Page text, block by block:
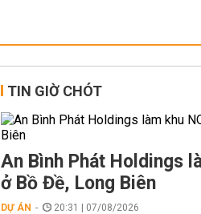
TIN GIỜ CHÓT
An Bình Phát Holdings
ở Bồ Đề, Long Biên
DỰ ÁN 20:31 | 07/08/2026